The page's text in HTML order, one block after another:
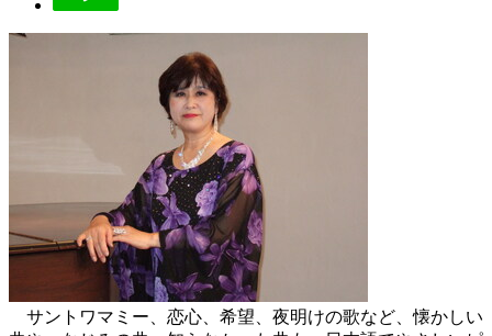
サントワマミー、恋心、希望、夜明けの歌など、懐かしい